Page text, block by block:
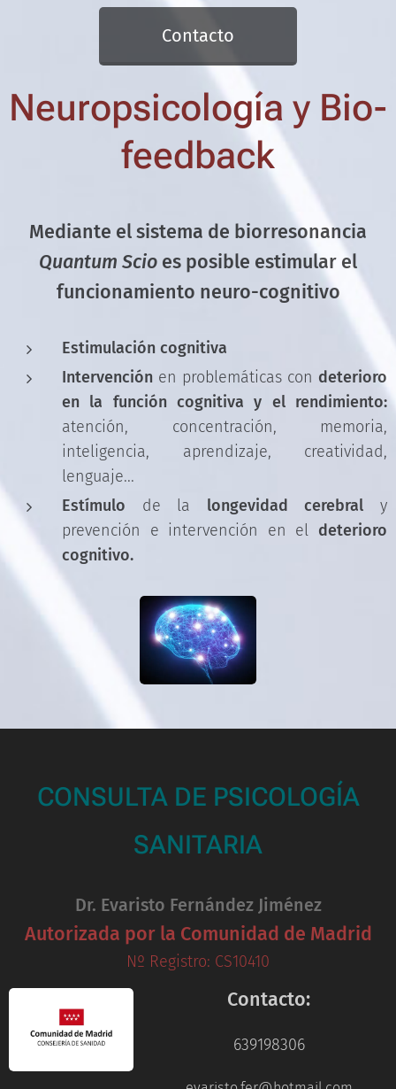
Contacto
Neuropsicología y Bio-
feedback
Mediante el sistema de biorresonancia
Quantum Scio es posible estimular el
funcionamiento neuro-cognitivo
Estimulación cognitiva
Intervención en problemáticas con deterioro
en la función cognitiva y el rendimiento:
atención, concentración, memoria,
inteligencia, aprendizaje, creatividad,
lenguaje...
Estímulo de la longevidad cerebral y
prevención e intervención en el deterioro
cognitivo.
CONSULTA DE PSICOLOGÍA
SANITARIA
Dr. Evaristo Fernández Jiménez
Autorizada por la Comunidad de Madrid
Nº Registro: CS10410
Contacto:
639198306